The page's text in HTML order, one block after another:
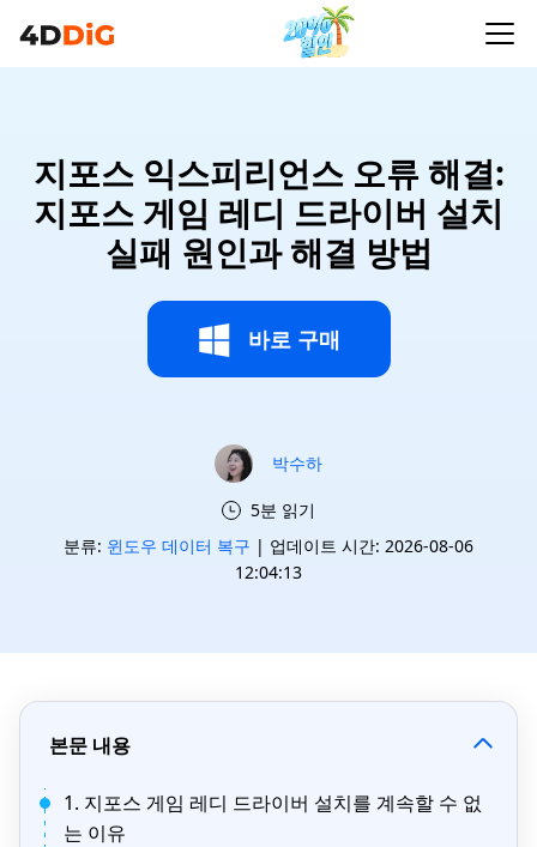
지포스 익스피리언스 오류 해결:
지포스 게임 레디 드라이버 설치
실패 원인과 해결 방법
바로 구매
박수하
5분 읽기
분류: 윈도우 데이터 복구 | 업데이트 시간: 2026-08-06
12:04:13
본문 내용
1. 지포스 게임 레디 드라이버 설치를 계속할 수 없
는 이유